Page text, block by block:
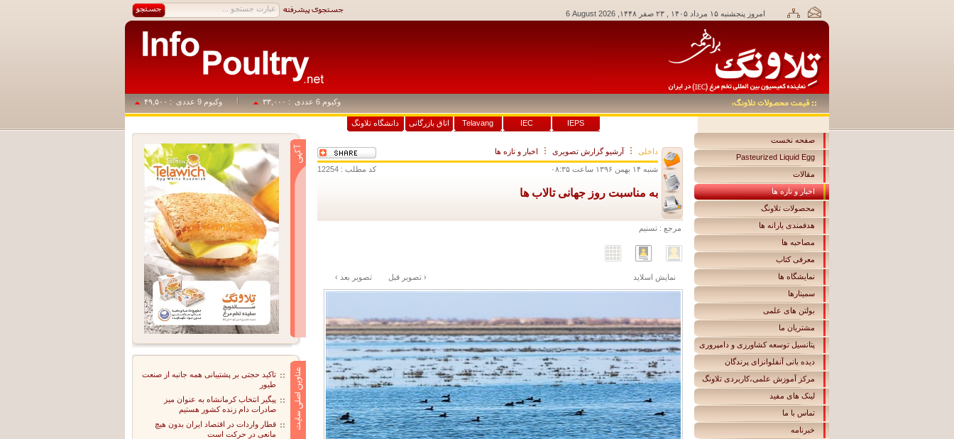
امروز پنجشنبه ۱۵ مرداد ۱۴۰۵ , ۲۳ صفر ۱۴۴۸, 6 August 2026
: ۳۳,۰۰۰ وکیوم 9 عددی : ۴۹,۵۰۰ وکیوم 1+14
IEPS
IEC
Telavang اتاق بازرگانی
دانشگاه تلاونگ
صفحه نخست
Pasteurized Liquid Egg
مقالات
اخبار و تازه ها
محصولات تلاونگ
هدفمندی یارانه ها
مصاحبه ها
معرفی کتاب
نمایشگاه ها
سمینارها
بولتن های علمی
مشتریان ما
پتانسیل توسعه کشاورزی و دامپروری
دیده بانی آنفلوانزای پرندگان
مرکز آموزش علمی،کاربردی تلاونگ
لينک های مفيد
تماس با ما
خبرنامه
داخلی آرشيو گزارش تصويری اخبار و تازه ها
شنبه ۱۴ بهمن ۱۳۹۶ ساعت ۰۸:۳۵ کد مطلب : 12254
به مناسبت روز جهانی تالاب ها
مرجع : تسنیم
نمايش اسلايد ‹ تصوير قبل تصوير بعد ›
تاکید حجتی بر پشتیبانی همه جانبه از صنعت
طیور
پیگیر انتخاب کرمانشاه به عنوان میز
صادرات دام زنده کشور هستیم
قطار واردات در اقتصاد ایران بدون هیچ
مانعی در حرکت است